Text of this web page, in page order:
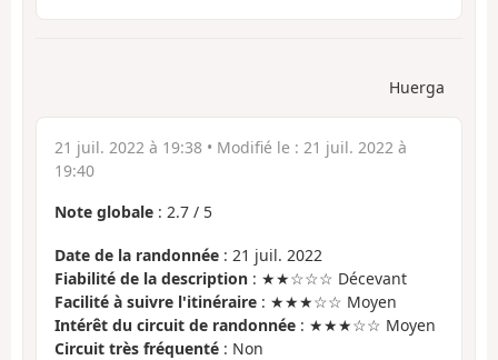
Huerga
21 juil. 2022 à 19:38 • Modifié le : 21 juil. 2022 à
19:40
Note globale : 2.7 / 5
Date de la randonnée : 21 juil. 2022
Fiabilité de la description : ★★☆☆☆ Décevant
Facilité à suivre l'itinéraire : ★★★☆☆ Moyen
Intérêt du circuit de randonnée : ★★★☆☆ Moyen
Circuit très fréquenté : Non